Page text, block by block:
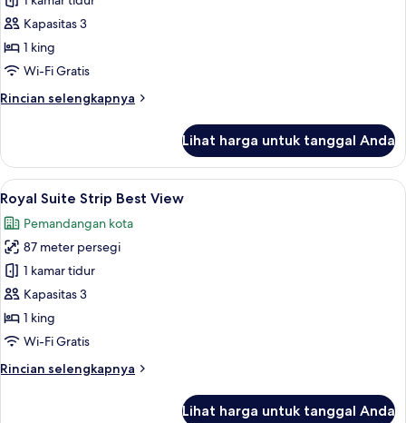
Royal
Suite
Pool
Kapasitas 3
1 king
Wi-Fi Gratis
Rincian selengkapnya
Rincian
Royal
Suite
Pool
View
Lihat harga untuk tanggal Anda
Lihat
semua
foto
untuk
Royal
Suite
Strip
Best
Seprai katun Mesir, seprai premium,
4
Royal Suite Strip Best View
Pemandangan kota
87 meter persegi
1 kamar tidur
Kapasitas 3
1 king
Wi-Fi Gratis
Rincian selengkapnya
Rincian
Lihat harga untuk tanggal Anda